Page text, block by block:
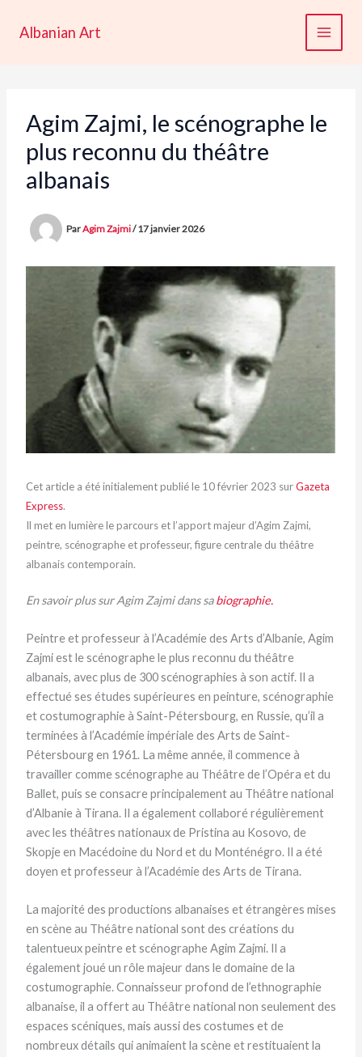
Albanian Art
Agim Zajmi, le scénographe le
plus reconnu du théâtre
albanais
ParAgim Zajmi/17 janvier 2026
Cet article a été initialement publié le 10 février 2023 surGazeta
Express.
Il met en lumière le parcours et l’apport majeur d’Agim Zajmi,
peintre, scénographe et professeur, figure centrale du théâtre
albanais contemporain.
En savoir plus sur Agim Zajmi dans sabiographie.
Peintre et professeur à l’Académie des Arts d’Albanie, Agim
Zajmi est le scénographe le plus reconnu du théâtre
albanais, avec plus de 300 scénographies à son actif. Il a
effectué ses études supérieures en peinture, scénographie
et costumographie à Saint-Pétersbourg, en Russie, qu’il a
terminées à l’Académie impériale des Arts de Saint-
Pétersbourg en 1961. La même année, il commence à
travailler comme scénographe au Théâtre de l’Opéra et du
Ballet, puis se consacre principalement au Théâtre national
d’Albanie à Tirana. Il a également collaboré régulièrement
avec les théâtres nationaux de Pristina au Kosovo, de
Skopje en Macédoine du Nord et du Monténégro. Il a été
doyen et professeur à l’Académie des Arts de Tirana.
La majorité des productions albanaises et étrangères mises
en scène au Théâtre national sont des créations du
talentueux peintre et scénographe Agim Zajmi. Il a
également joué un rôle majeur dans le domaine de la
costumographie. Connaisseur profond de l’ethnographie
albanaise, il a offert au Théâtre national non seulement des
espaces scéniques, mais aussi des costumes et de
nombreux détails qui animaient la scène et restituaient la